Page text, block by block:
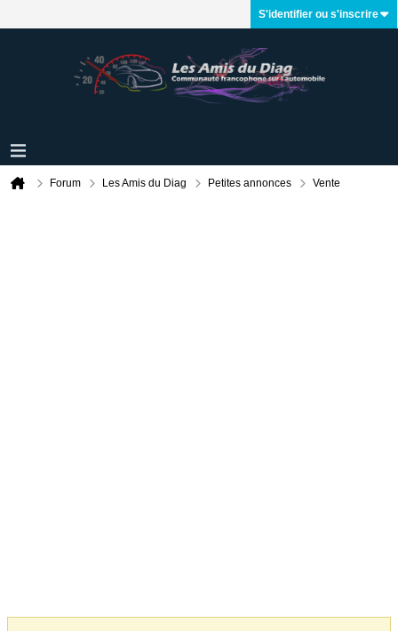
S'identifier ou s'inscrire
Forum Les Amis du Diag Petites annonces Vente